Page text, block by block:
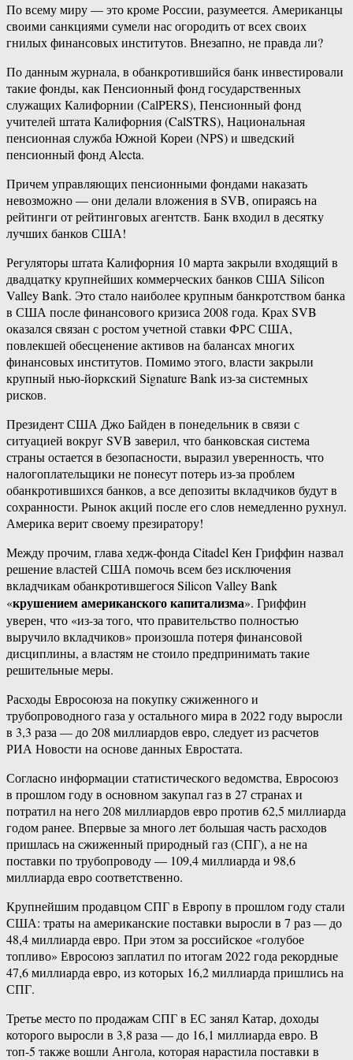
По всему миру — это кроме России, разумеется. Американцы
своими санкциями сумели нас огородить от всех своих
гнилых финансовых институтов. Внезапно, не правда ли?
По данным журнала, в обанкротившийся банк инвестировали
такие фонды, как Пенсионный фонд государственных
служащих Калифорнии (CalPERS), Пенсионный фонд
учителей штата Калифорния (CalSTRS), Национальная
пенсионная служба Южной Кореи (NPS) и шведский
пенсионный фонд Alecta.
Причем управляющих пенсионными фондами наказать
невозможно — они делали вложения в SVB, опираясь на
рейтинги от рейтинговых агентств. Банк входил в десятку
лучших банков США!
Регуляторы штата Калифорния 10 марта закрыли входящий в
двадцатку крупнейших коммерческих банков США Silicon
Valley Bank. Это стало наиболее крупным банкротством банка
в США после финансового кризиса 2008 года. Крах SVB
оказался связан с ростом учетной ставки ФРС США,
повлекшей обесценение активов на балансах многих
финансовых институтов. Помимо этого, власти закрыли
крупный нью-йоркский Signature Bank из-за системных
рисков.
Президент США Джо Байден в понедельник в связи с
ситуацией вокруг SVB заверил, что банковская система
страны остается в безопасности, выразил уверенность, что
налогоплательщики не понесут потерь из-за проблем
обанкротившихся банков, а все депозиты вкладчиков будут в
сохранности. Рынок акций после его слов немедленно рухнул.
Америка верит своему презиратору!
Между прочим, глава хедж-фонда Citadel Кен Гриффин назвал
решение властей США помочь всем без исключения
вкладчикам обанкротившегося Silicon Valley Bank
«крушением американского капитализма». Гриффин
уверен, что «из-за того, что правительство полностью
выручило вкладчиков» произошла потеря финансовой
дисциплины, а властям не стоило предпринимать такие
решительные меры.
Расходы Евросоюза на покупку сжиженного и
трубопроводного газа у остального мира в 2022 году выросли
в 3,3 раза — до 208 миллиардов евро, следует из расчетов
РИА Новости на основе данных Евростата.
Согласно информации статистического ведомства, Евросоюз
в прошлом году в основном закупал газ в 27 странах и
потратил на него 208 миллиардов евро против 62,5 миллиарда
годом ранее. Впервые за много лет большая часть расходов
пришлась на сжиженный природный газ (СПГ), а не на
поставки по трубопроводу — 109,4 миллиарда и 98,6
миллиарда евро соответственно.
Крупнейшим продавцом СПГ в Европу в прошлом году стали
США: траты на американские поставки выросли в 7 раз — до
48,4 миллиарда евро. При этом за российское «голубое
топливо» Евросоюз заплатил по итогам 2022 года рекордные
47,6 миллиарда евро, из которых 16,2 миллиарда пришлись на
СПГ.
Третье место по продажам СПГ в ЕС занял Катар, доходы
которого выросли в 3,8 раза — до 16,1 миллиарда евро. В
топ-5 также вошли Ангола, которая нарастила поставки в